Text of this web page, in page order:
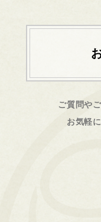
ご質問や
お気軽